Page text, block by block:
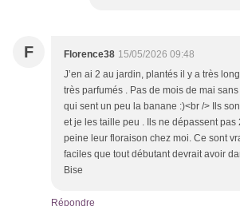
F Florence38 15/05/2026 09:48
J’en ai 2 au jardin, plantés il y a très
très parfumés . Pas de mois de mai sans
qui sent un peu la banane :)<br /> Ils
et je les taille peu . Ils ne dépassent pas
peine leur floraison chez moi. Ce sont
faciles que tout débutant devrait avoir
Bise
Répondre